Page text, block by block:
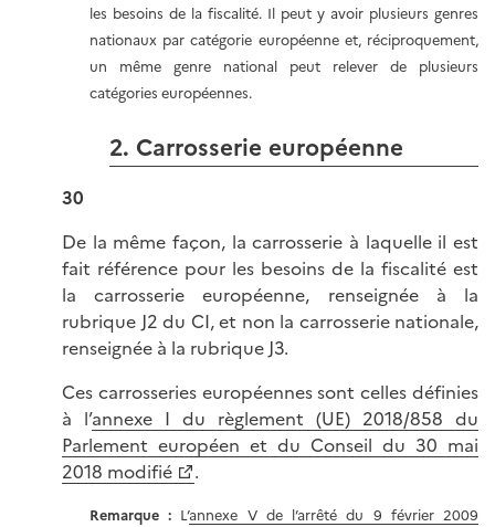
les besoins de la fiscalité. Il peut y avoir plusieurs genres
nationaux par catégorie européenne et, réciproquement,
un même genre national peut relever de plusieurs
catégories européennes.
2. Carrosserie européenne
30
De la même façon, la carrosserie à laquelle il est
fait référence pour les besoins de la fiscalité est
la carrosserie européenne, renseignée à la
rubrique J2 du CI, et non la carrosserie nationale,
renseignée à la rubrique J3.
Ces carrosseries européennes sont celles définies
à l’annexe I du règlement (UE) 2018/858 du
Parlement européen et du Conseil du 30 mai
2018 modifié
.
Remarque : L’annexe V de l’arrêté du 9 février 2009